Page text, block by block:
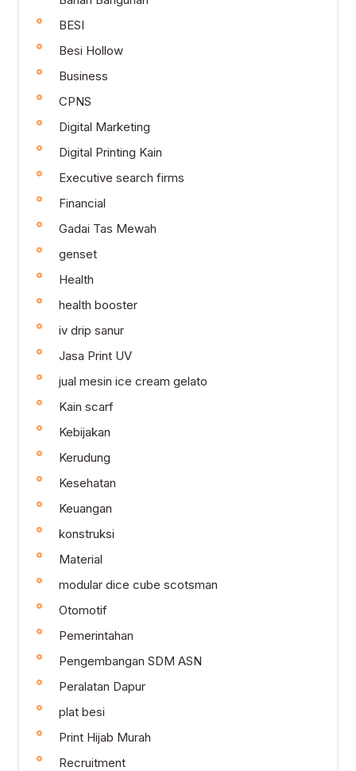
BESI
Besi Hollow
Business
CPNS
Digital Marketing
Digital Printing Kain
Executive search firms
Financial
Gadai Tas Mewah
genset
Health
health booster
iv drip sanur
Jasa Print UV
jual mesin ice cream gelato
Kain scarf
Kebijakan
Kerudung
Kesehatan
Keuangan
konstruksi
Material
modular dice cube scotsman
Otomotif
Pemerintahan
Pengembangan SDM ASN
Peralatan Dapur
plat besi
Print Hijab Murah
Recruitment